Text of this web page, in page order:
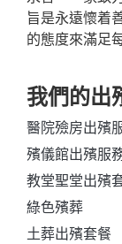
旨是永遠懷着
的態度來滿足
我們的出
醫院殮房出殯
殯儀館出殯服
教堂聖堂出殯
綠色殯葬
土葬出殯套餐